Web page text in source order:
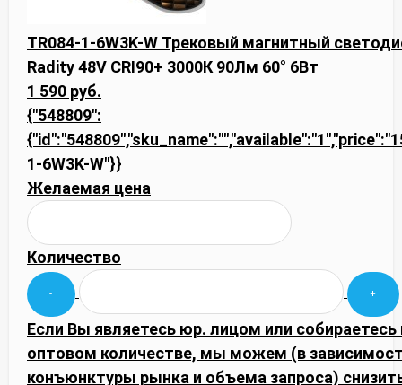
TR084-1-6W3K-W Трековый магнитный
Radity 48V CRI90+ 3000К 90Лм 60° 6Вт
1 590 руб.
{"548809":
1-6W3K-W"}}
Желаемая цена
Количество
Если Вы являетесь юр. лицом или собираетесь
оптовом количестве, мы можем (в
конъюнктуры рынка и объема запроса)